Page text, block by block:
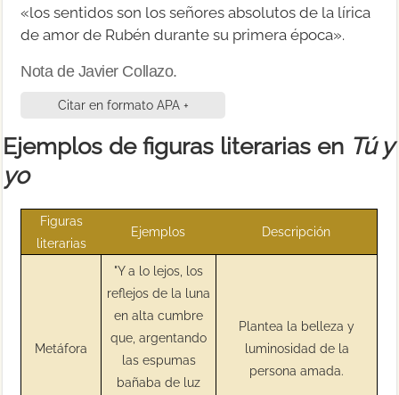
«los sentidos son los señores absolutos de la lírica
de amor de Rubén durante su primera época».
Nota de Javier Collazo.
Citar en formato APA +
Ejemplos de figuras literarias en Tú y
yo
Figuras
literarias
Ejemplos Descripción
Metáfora
"Y a lo lejos, los
reflejos de la luna
en alta cumbre
que, argentando
las espumas
bañaba de luz
Plantea la belleza y
luminosidad de la
persona amada.